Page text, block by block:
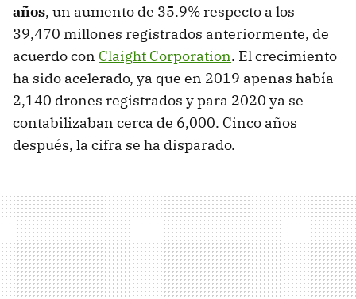
años, un aumento de 35.9% respecto a los
39,470 millones registrados anteriormente, de
acuerdo con Claight Corporation. El crecimiento
ha sido acelerado, ya que en 2019 apenas había
2,140 drones registrados y para 2020 ya se
contabilizaban cerca de 6,000. Cinco años
después, la cifra se ha disparado.